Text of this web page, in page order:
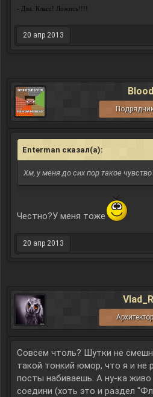
- Два. Класс! Ложись!!!!
20 апр 2013
Enterman сказал(а):
Хм, у меня до сих пор такое
Честно?У меня тоже
20 апр 2013
Архитектор
Совсем чтоль? Шутки не
такой тонкий юмор, что я и не
посты набиваешь. А ну-ка
соедини (хоть это и раздел